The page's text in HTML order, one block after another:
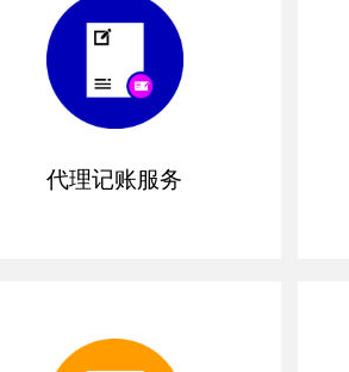
代理记账服务